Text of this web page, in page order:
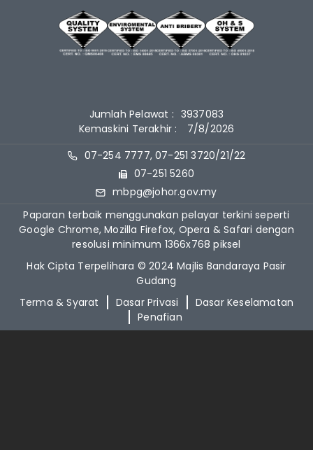
Jumlah Pelawat : 3937083
Kemaskini Terakhir :
7/8/2026
07-254 7777, 07-251 3720/21/22
07-251 5260
mbpg@johor.gov.my
Paparan terbaik menggunakan pelayar terkini seperti
Google Chrome, Mozilla Firefox, Opera & Safari dengan
resolusi minimum 1366x768 piksel
Hak Cipta Terpelihara © 2024 Majlis Bandaraya Pasir
Gudang
Terma & Syarat
Dasar Privasi
Dasar Keselamatan
Penafian